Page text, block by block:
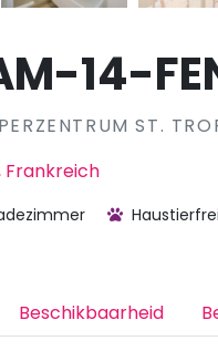
14-
ST.
Frankreich
Haustierfrei
Beschikbaarheid